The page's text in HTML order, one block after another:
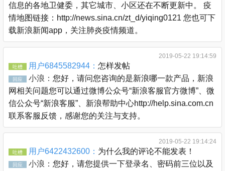
信息的各地卫健委，其它城市、小区还在不断更新中。 疫
情地图链接：http://news.sina.cn/zt_d/yiqing0121 您也可下
载新浪新闻app，关注肺炎疫情频道。
2019-05-22 19:14:59
吐槽 用户6845582944： 怎样发帖
回应 小浪： 您好，请问您咨询的是新浪哪一款产品，新浪
网相关问题您可以通过微博公众号“新浪客服官方微博”、微
信公众号“新浪客服”、新浪帮助中心http://help.sina.com.cn
联系客服反馈，感谢您的关注与支持。
2019-05-22 19:14:24
吐槽 用户6422432600： 为什么我的评论不能发表！
回应 小浪： 您好，请您提供一下登录名、密码前三位以及